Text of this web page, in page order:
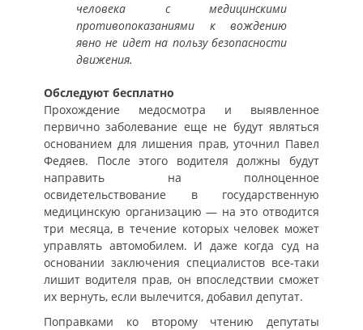
человека с медицинскими
противопоказаниями к вождению
явно не идет на пользу безопасности
движения.
Обследуют бесплатно
Прохождение медосмотра и выявленное
первично заболевание еще не будут являться
основанием для лишения прав, уточнил Павел
Федяев. После этого водителя должны будут
направить на полноценное
освидетельствование в государственную
медицинскую организацию — на это отводится
три месяца, в течение которых человек может
управлять автомобилем. И даже когда суд на
основании заключения специалистов все-таки
лишит водителя прав, он впоследствии сможет
их вернуть, если вылечится, добавил депутат.
Поправками ко второму чтению депутаты